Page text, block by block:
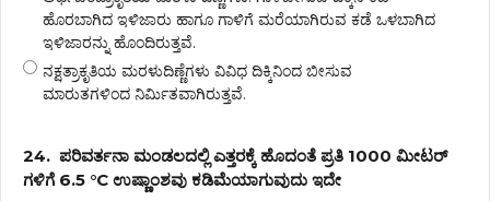
ಹೊರಬಾಗಿದ ಇಳಿಜಾರು ಹಾಗೂ ಗಾಳಿಗೆ ಮರೆಯಾಗಿರುವ ಕಡೆ ಒಳಬಾಗಿದ
ಇಳಿಜಾರನ್ನು ಹೊಂದಿರುತ್ತವೆ.
ನಕ್ಷತ್ರಾಕೃತಿಯ ಮರಳುದಿಣ್ಣೆಗಳು ವಿವಿಧ ದಿಕ್ಕಿನಿಂದ ಬೀಸುವ
ಮಾರುತಗಳಿಂದ ನಿರ್ಮಿತವಾಗಿರುತ್ತವೆ.
24. ಪರಿವರ್ತನಾ ಮಂಡಲದಲ್ಲಿ ಎತ್ತರಕ್ಕೆ ಹೊದಂತೆ ಪ್ರತಿ 1000 ಮೀಟರ್
ಗಳಿಗೆ 6.5 °C ಉಷ್ಣಾಂಶವು ಕಡಿಮೆಯಾಗುವುದು ಇದೇ